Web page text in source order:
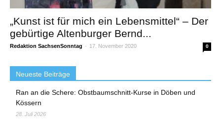
„Kunst ist für mich ein Lebensmittel“ – Der
gebürtige Altenburger Bernd...
Redaktion SachsenSonntag - 17. November 2020 0
Neueste Beiträge
Ran an die Schere: Obstbaumschnitt-Kurse in Döben und
Kössern
28. Juli 2026